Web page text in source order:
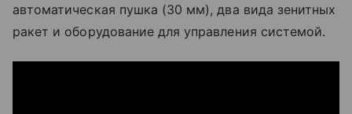
автоматическая пушка (30 мм), два вида зенитных
ракет и оборудование для управления системой.